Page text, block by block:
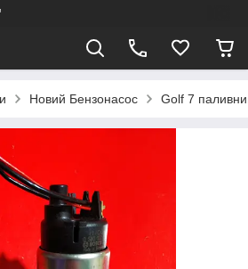
Новий Бензонасос Golf 7